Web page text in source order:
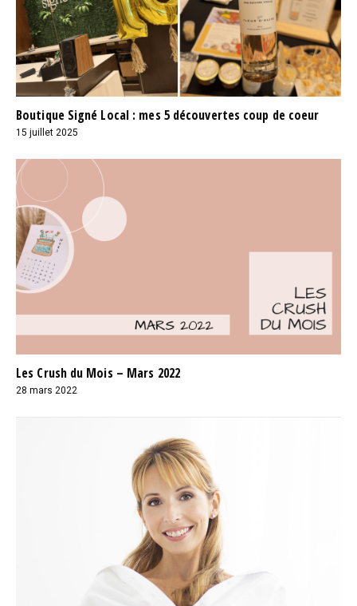
Boutique Signé Local : mes 5 découvertes coup de coeur
15 juillet 2025
Les Crush du Mois – Mars 2022
28 mars 2022